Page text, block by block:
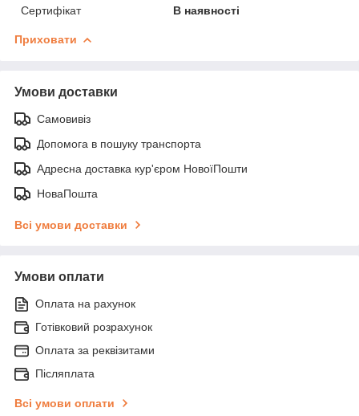
Сертифікат
В наявності
Приховати
Умови доставки
Самовивіз
Допомога в пошуку транспорта
Адресна доставка кур'єром НовоїПошти
НоваПошта
Всі умови доставки
Умови оплати
Оплата на рахунок
Готівковий розрахунок
Оплата за реквізитами
Післяплата
Всі умови оплати